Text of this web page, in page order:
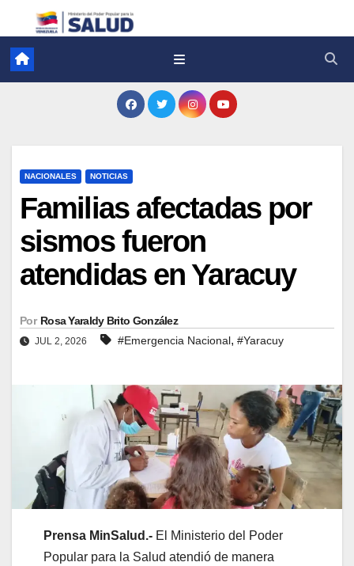
NACIONALES NOTICIAS
Familias afectadas por
sismos fueron
atendidas en Yaracuy
Por Rosa Yaraldy Brito González
JUL 2, 2026 #Emergencia Nacional, #Yaracuy
Prensa MinSalud.- El Ministerio del Poder
Popular para la Salud atendió de manera